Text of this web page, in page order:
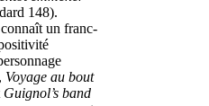
148).
un franc-
, Voyage au bout
Guignol’s band